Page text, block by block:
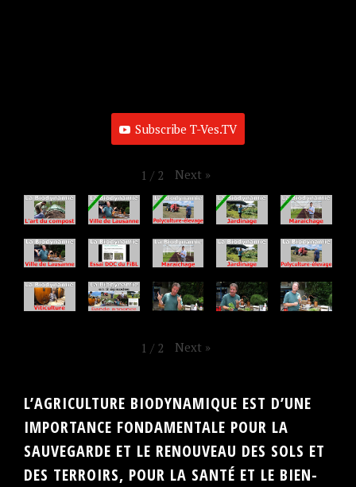
Subscribe T-Ves.TV
1 / 2 Next »
1 / 2 Next »
L’AGRICULTURE BIODYNAMIQUE EST D’UNE
IMPORTANCE FONDAMENTALE POUR LA
SAUVEGARDE ET LE RENOUVEAU DES SOLS ET
DES TERROIRS, POUR LA SANTÉ ET LE BIEN-